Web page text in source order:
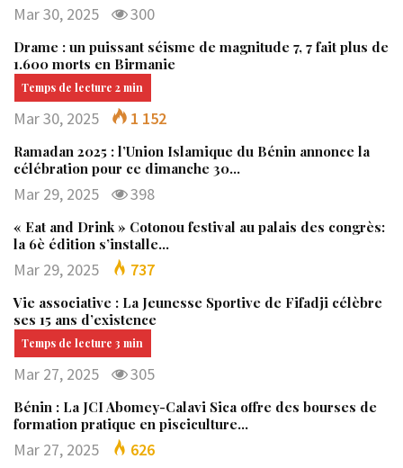
Mar 30, 2025 300
Drame : un puissant séisme de magnitude 7, 7 fait plus de
1.600 morts en Birmanie
Mar 30, 2025 1 152
Ramadan 2025 : l’Union Islamique du Bénin annonce la
célébration pour ce dimanche 30…
Mar 29, 2025 398
« Eat and Drink » Cotonou festival au palais des congrès:
la 6è édition s’installe…
Mar 29, 2025 737
Vie associative : La Jeunesse Sportive de Fifadji célèbre
ses 15 ans d’existence
Mar 27, 2025 305
Bénin : La JCI Abomey-Calavi Sica offre des bourses de
formation pratique en pisciculture…
Mar 27, 2025 626